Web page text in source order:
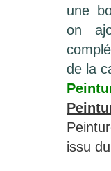
une
on
de la
issu